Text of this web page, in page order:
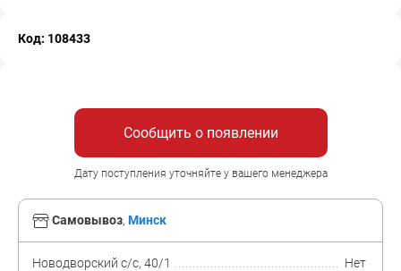
Код: 108433
Сообщить о появлении
Дату поступления уточняйте у вашего менеджера
Самовывоз, Минск
Новодворский с/с, 40/1
Нет